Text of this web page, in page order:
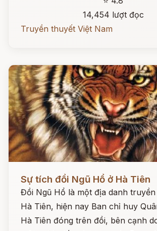
14,454 lượt đọc
Truyền thuyết Việt Nam
Sự tích đồi Ngũ Hổ ở Hà Tiên
Đồi Ngũ Hổ là một địa danh
Hà Tiên, hiện nay Ban chỉ huy
Hà Tiên đóng trên đồi, bên cạnh